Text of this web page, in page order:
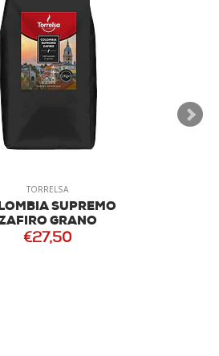
TORRELSA
SUPREMO
GRANO
€27,50